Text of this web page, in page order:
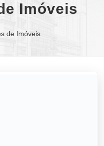
Imóveis
de Imóveis